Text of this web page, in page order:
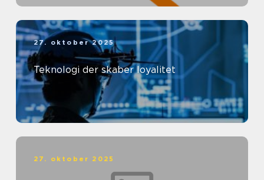
27. oktober 2025
Teknologi der skaber loyalitet
27. oktober 2025